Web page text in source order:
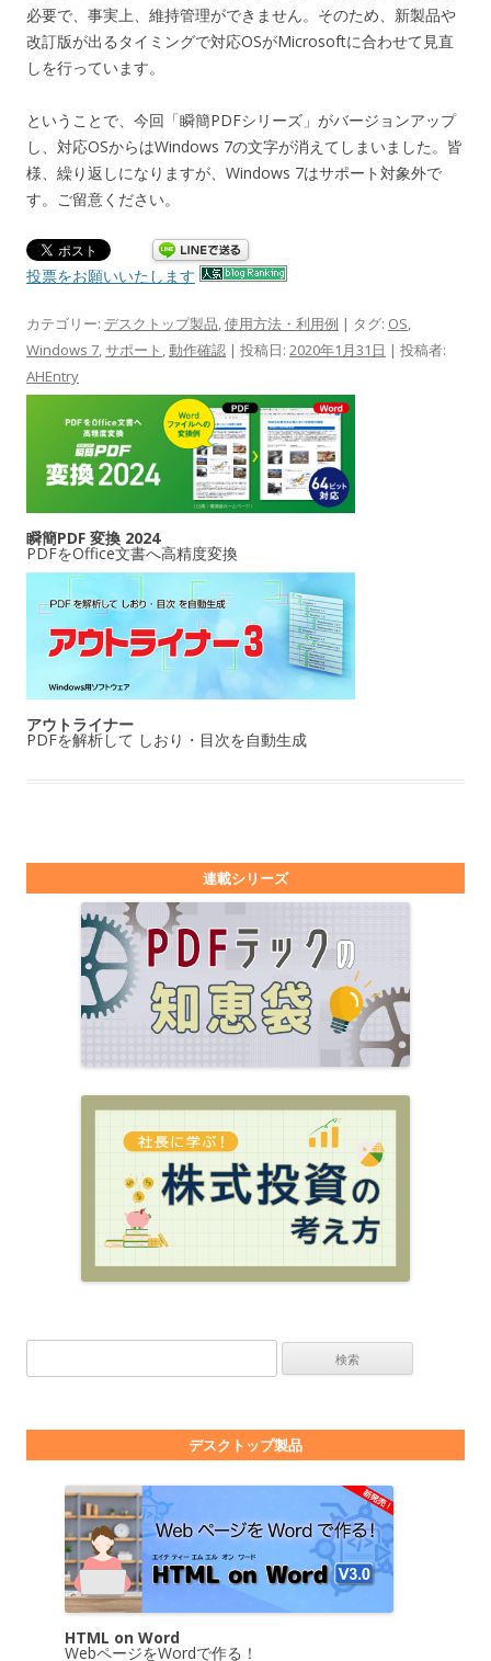
必要で、事実上、維持管理ができません。そのため、新製品や
改訂版が出るタイミングで対応OSがMicrosoftに合わせて見直
しを行っています。
ということで、今回「瞬簡PDFシリーズ」がバージョンアップ
し、対応OSからはWindows 7の文字が消えてしまいました。皆
様、繰り返しになりますが、Windows 7はサポート対象外で
す。ご留意ください。
投票をお願いいたします
カテゴリー: デスクトップ製品,使用方法・利用例 | タグ: OS,
Windows 7,サポート ,動作確認 | 投稿日: 2020年1月31日 | 投稿者:
AHEntry
瞬簡PDF 変換 2024
PDFをOffice文書へ高精度変換
アウトライナー
PDFを解析して しおり・目次を自動生成
連載シリーズ
デスクトップ製品
HTML on Word
WebページをWordで作る！